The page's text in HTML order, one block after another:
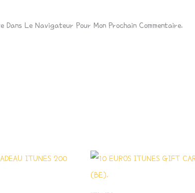
Le Navigateur Pour Mon Prochain Commentaire.